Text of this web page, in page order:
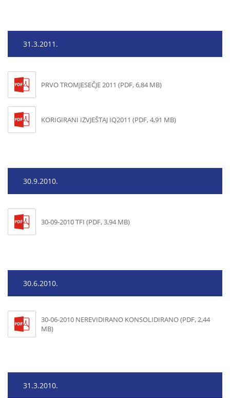
31.3.2011.
PRVO TROMJESEČJE 2011 (PDF, 6,84 MB)
KORIGIRANI IZVJEŠTAJ IQ2011 (PDF, 4,91 MB)
30.9.2010.
30-09-2010 TFI (PDF, 3,94 MB)
30.6.2010.
30-06-2010 NEREVIDIRANO KONSOLIDIRANO (PDF, 2,44
MB)
31.3.2010.